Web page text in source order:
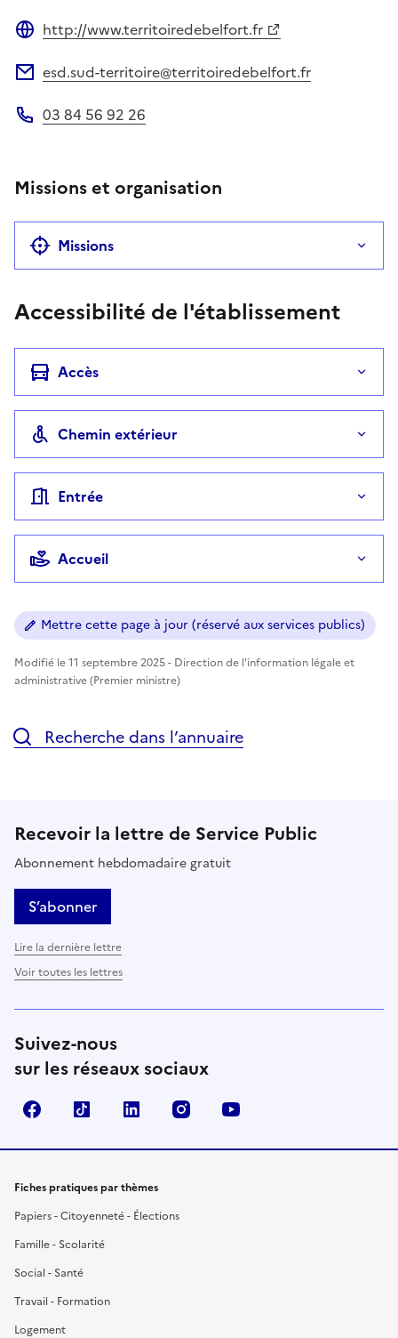
http://www.territoiredebelfort.fr
esd.sud-territoire@territoiredebelfort.fr
03 84 56 92 26
Missions et organisation
Missions
Accessibilité de l'établissement
Accès
Chemin extérieur
Entrée
Accueil
Mettre cette page à jour (réservé aux services publics)
Modifié le 11 septembre 2025 - Direction de l'information légale et
administrative (Premier ministre)
Recherche dans l’annuaire
Recevoir la lettre de Service Public
Abonnement hebdomadaire gratuit
S’abonner
Lire la dernière lettre
Voir toutes les lettres
Suivez-nous
sur les réseaux sociaux
FacebookTikTok LinkedIn Instagram
Fiches pratiques par thèmes
Papiers - Citoyenneté - Élections
Famille - Scolarité
Social - Santé
Travail - Formation
Logement